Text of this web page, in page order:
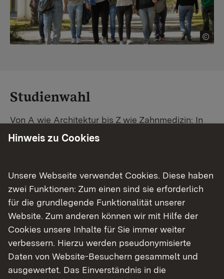
Studienwahl
Von A wie Architektur bis Z wie Zahnmedizin: In
Baden-Württemberg warten unzählige
Studiengangsuche schnell den passenden
Studienplatz. Außerdem gibt's eine Schritt-für-
Schritt-Anleitung zu deinem Traum-Studium.
Finde dein Studium in Baden-Württemberg
Hinweis zu Cookies
Unsere Webseite verwendet Cookies. Diese haben
zwei Funktionen: Zum einen sind sie erforderlich
für die grundlegende Funktionalität unserer
Website. Zum anderen können wir mit Hilfe der
Cookies unsere Inhalte für Sie immer weiter
verbessern. Hierzu werden pseudonymisierte
Daten von Website-Besuchern gesammelt und
ausgewertet. Das Einverständnis in die